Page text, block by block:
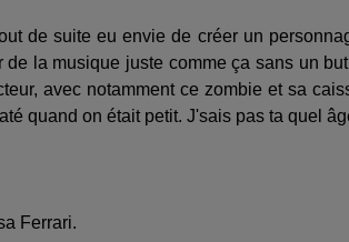
de suite eu envie de créer un
la musique juste comme ça sans un
avec notamment ce zombie et sa
quand on était petit. J'sais pas ta quel
Ferrari.